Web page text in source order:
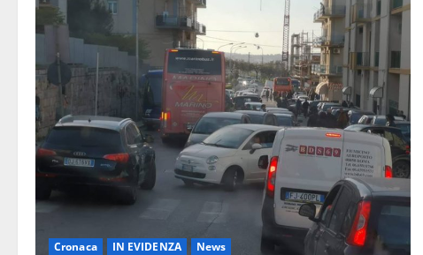
Cronaca IN EVIDENZA News